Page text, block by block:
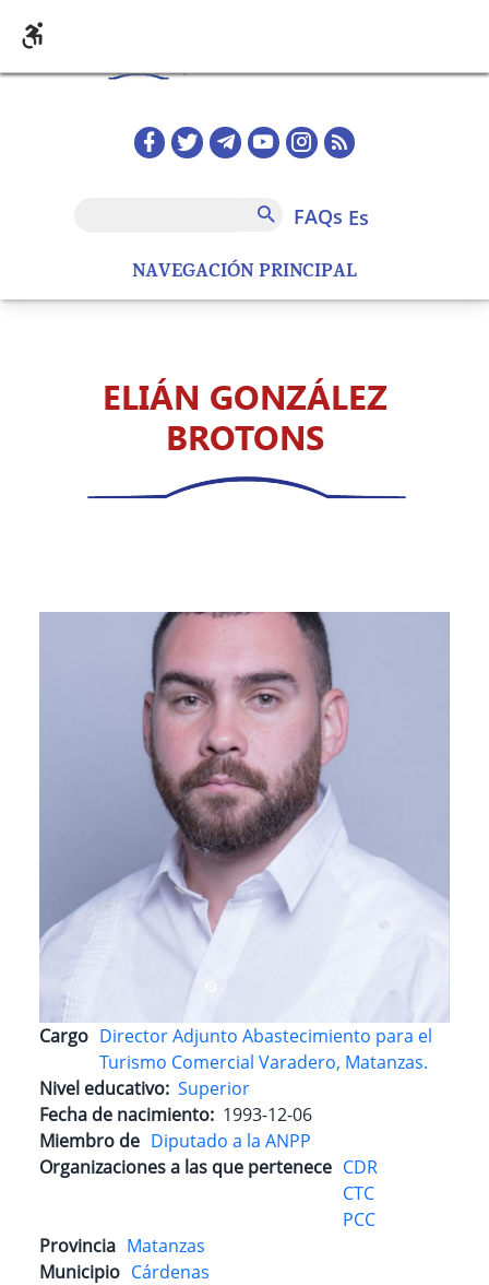
NAVEGACIÓN PRINCIPAL
Redes sociales home
FAQs
FAQs es
ELIÁN GONZÁLEZ
BROTONS
Cargo Director Adjunto Abastecimiento para el
Turismo Comercial Varadero, Matanzas.
Nivel educativo Superior
Fecha de nacimiento 1993-12-06
Miembro de Diputado a la ANPP
Organizaciones a las que pertenece CDR
CTC
PCC
Provincia Matanzas
Municipio Cárdenas